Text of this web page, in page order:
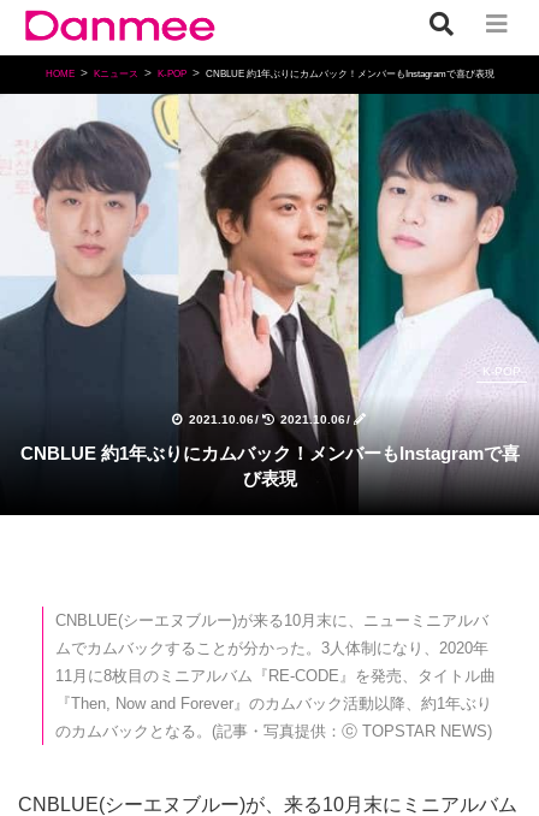
HOME Kニュース K-POP CNBLUE 約1年ぶりにカムバック！メンバーもInstagramで喜び表現
2021.10.06/ 2021.10.06/
K-POP
CNBLUE 約1年ぶりにカムバック！メンバーもInstagramで喜
び表現
CNBLUE(シーエヌブルー)が来る10月末に、ニューミニアルバ
ムでカムバックすることが分かった。3人体制になり、2020年
11月に8枚目のミニアルバム『RE-CODE』を発売、タイトル曲
『Then, Now and Forever』のカムバック活動以降、約1年ぶり
のカムバックとなる。(記事・写真提供：ⓒ TOPSTAR NEWS)
CNBLUE(シーエヌブルー)が、来る10月末にミニアルバム